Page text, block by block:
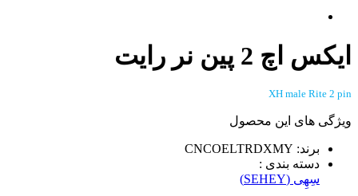
ایکس اچ 2 پین نر رایت
XH male Rite 2 pin
ویژگی های این محصول
برند: CNCOELTRDXMY
دسته بندی :
سِهِی (SEHEY)